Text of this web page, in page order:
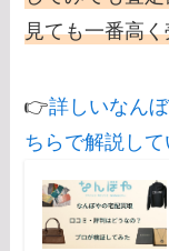
見ても一番高
👉詳しいなん
ちらで解説して